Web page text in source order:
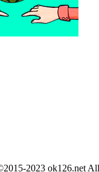
2023 ok126.net All